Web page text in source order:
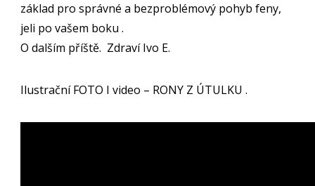
základ pro správné a bezproblémový pohyb feny,
jeli po vašem boku .
O dalším příště. Zdraví Ivo E.
Ilustrační FOTO I video – RONY Z ÚTULKU .